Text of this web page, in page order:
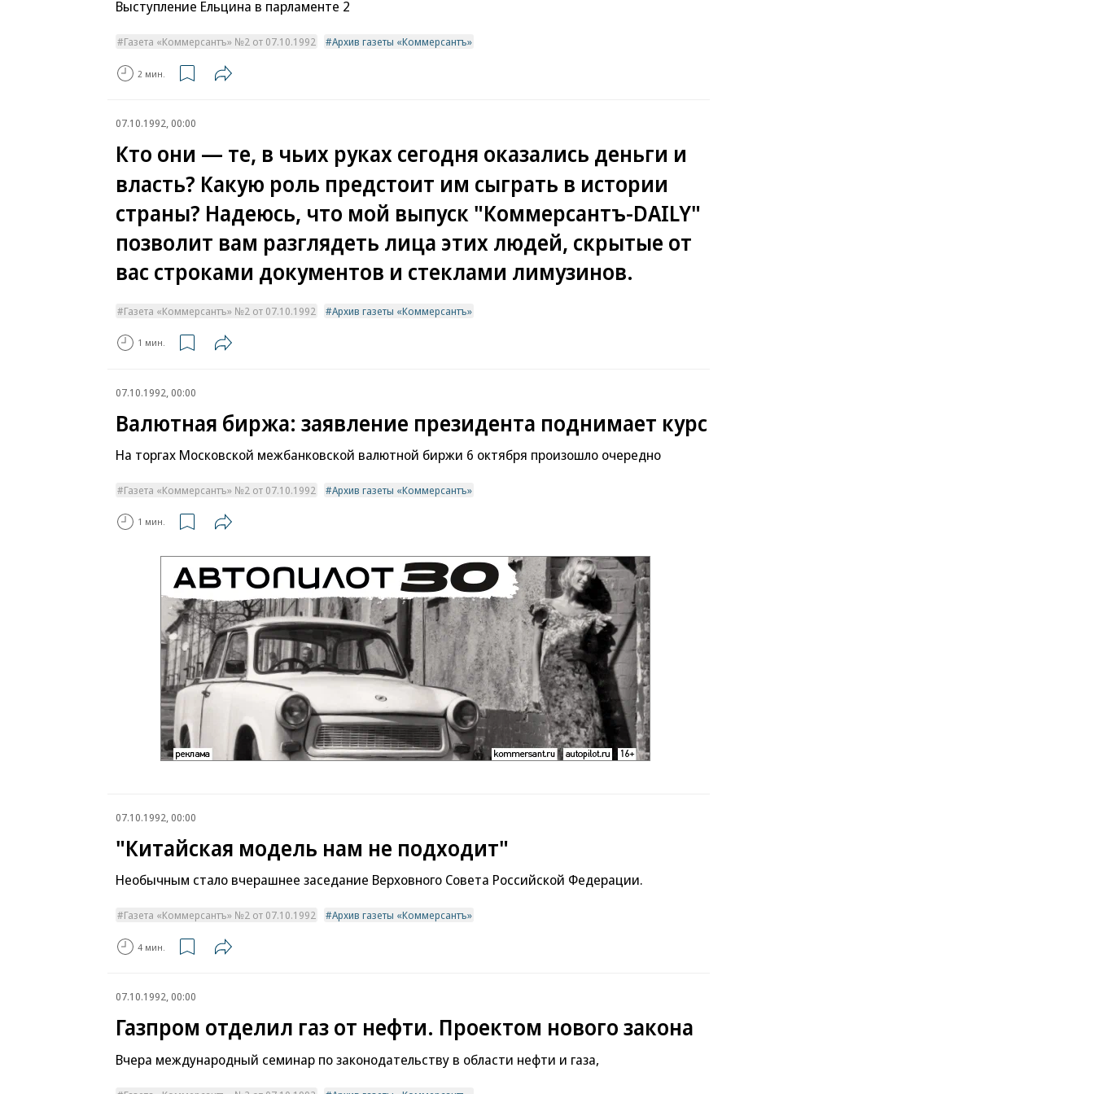
Выступление Ельцина в парламенте 2
Газета «Коммерсантъ» №2 от 07.10.1992 Архив газеты «Коммерсантъ»
2 мин.
07.10.1992, 00:00
Кто они — те, в чьих руках сегодня оказались деньги и
власть? Какую роль предстоит им сыграть в истории
страны? Надеюсь, что мой выпуск "Коммерсантъ-DAILY"
позволит вам разглядеть лица этих людей, скрытые от
вас строками документов и стеклами лимузинов.
Газета «Коммерсантъ» №2 от 07.10.1992 Архив газеты «Коммерсантъ»
1 мин.
07.10.1992, 00:00
Валютная биржа: заявление президента поднимает курс
На торгах Московской межбанковской валютной биржи 6 октября произошло очередно
Газета «Коммерсантъ» №2 от 07.10.1992 Архив газеты «Коммерсантъ»
1 мин.
07.10.1992, 00:00
"Китайская модель нам не подходит"
Необычным стало вчерашнее заседание Верховного Совета Российской Федерации.
Газета «Коммерсантъ» №2 от 07.10.1992 Архив газеты «Коммерсантъ»
4 мин.
07.10.1992, 00:00
Газпром отделил газ от нефти. Проектом нового закона
Вчера международный семинар по законодательству в области нефти и газа,